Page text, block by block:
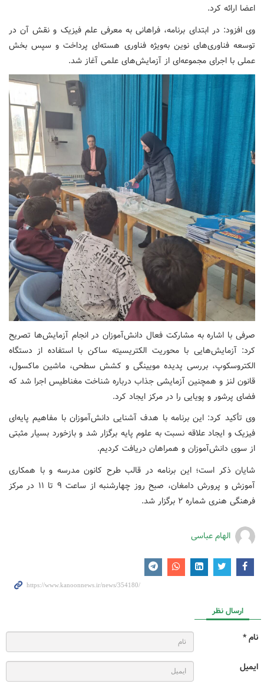
اعضا ارائه کرد.
وی افزود: در ابتدای برنامه، فراهانی به معرفی علم فیزیک و نقش آن در
توسعه فناوری‌های نوین به‌ویژه فناوری هسته‌ای پرداخت و سپس بخش
عملی با اجرای مجموعه‌ای از آزمایش‌های علمی آغاز شد.
صرفی با اشاره به مشارکت فعال دانش‌آموزان در انجام آزمایش‌ها تصریح
کرد: آزمایش‌هایی با محوریت الکتریسیته ساکن با استفاده از دستگاه
الکتروسکوپ، بررسی پدیده مویینگی و کشش سطحی، ماشین ماکسول،
قانون لنز و همچنین آزمایشی جذاب درباره شناخت مغناطیس اجرا شد که
فضای پرشور و پویایی را در مرکز ایجاد کرد.
وی تأکید کرد: این برنامه با هدف آشنایی دانش‌آموزان با مفاهیم پایه‌ای
فیزیک و ایجاد علاقه نسبت به علوم پایه برگزار شد و بازخورد بسیار مثبتی
از سوی دانش‌آموزان و همراهان دریافت کردیم.
شایان ذکر است؛ این برنامه در قالب طرح کانون مدرسه و با همکاری
آموزش و پرورش دامغان، صبح روز چهارشنبه از ساعت ۹ تا ۱۱ در مرکز
فرهنگی هنری شماره ۲ برگزار شد.
الهام عباسی
ارسال نظر
نام *
ایمیل